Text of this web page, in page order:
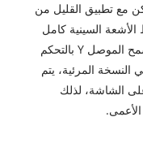
مع تطبيق القليل من
السينية كامل
الطول من السهل تأكيد تحديد الموقع. يسمح الموصل Y بالتحكم
المرئية، يتم
الشاشة، لذلك